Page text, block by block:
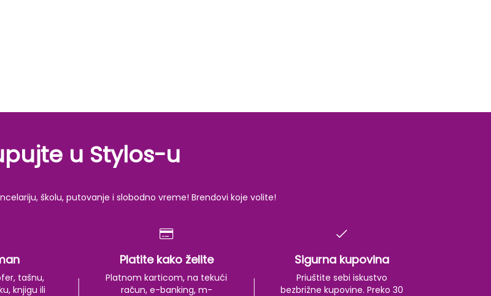
u Stylos-u
školu, putovanje i slobodno vreme! Brendovi koje volite!
tašnu,
knjigu ili
Platite kako želite
Platnom karticom, na tekući
račun, e-banking, m-
Sigurna kupovina
Priuštite sebi iskustvo
bezbrižne kupovine. Preko 30